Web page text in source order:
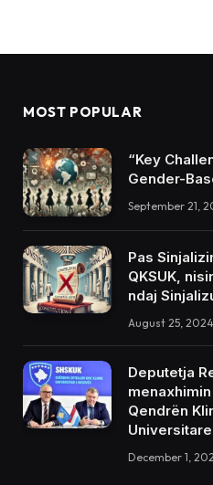
MOST POPULAR
“Key
Gender-
September 21,
Pas
QKSUK,
ndaj
August 25, 2024
Deputetja
Qendrën
December 1,